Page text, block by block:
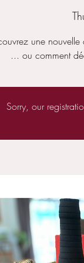
une
... ou comment
Sorry, our